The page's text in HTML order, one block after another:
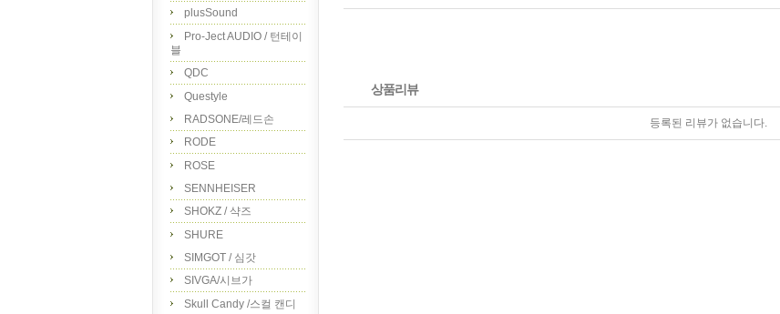
plusSound
Pro-Ject AUDIO / 턴테이
블
QDC
Questyle
RADSONE/레드손
RODE
ROSE
SENNHEISER
SHOKZ / 샥즈
SHURE
SIMGOT / 심갓
SIVGA/시브가
Skull Candy /스컬 캔디
상품리뷰
등록된 리뷰가 없습니다.